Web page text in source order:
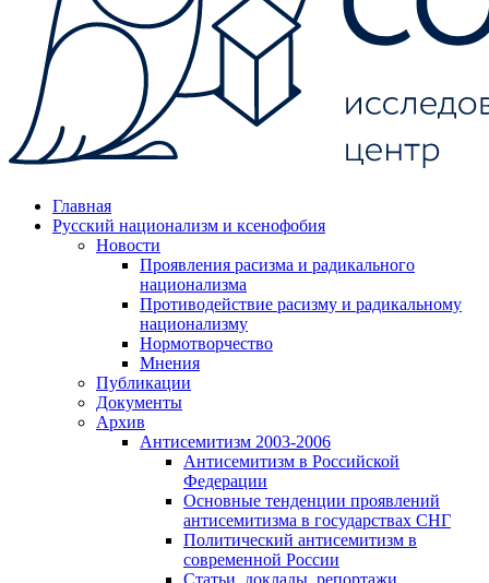
Главная
Русский национализм и ксенофобия
Новости
Проявления расизма и радикального
национализма
Противодействие расизму и радикальному
национализму
Нормотворчество
Мнения
Публикации
Документы
Архив
Антисемитизм 2003-2006
Антисемитизм в Российской
Федерации
Основные тенденции проявлений
антисемитизма в государствах СНГ
Политический антисемитизм в
современной России